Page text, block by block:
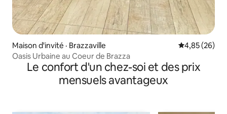
Maison d'invité · Brazzaville Note
4,85 (26)
Oasis Urbaine au Coeur de Brazza
Le confort d'un chez-soi et des prix
mensuels avantageux